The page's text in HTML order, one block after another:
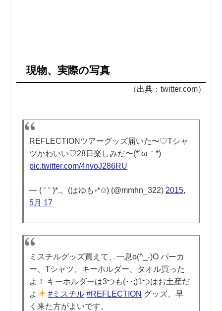
現物、実際の写真
（出典：twitter.com）
REFLECTIONツアーグッズ届いた〜♡Tシャ
ツかわいい♡28日楽しみだ〜(*´ω｀*)
pic.twitter.com/4nvoJ286RU
— ( ˘ ˘ )*.。(はゆも॰*✩) (@mmhn_322) 2015,
5月 17
ミスチルグッズ買えて、一息o(^_-)O パーカ
ー、Tシャツ、キーホルダー、タオル買った
よ！ キーホルダーは3つも(･･;)1つはお土産だ
よ
#ミスチル #REFLECTION グッズ、早
く来た方がよいです。